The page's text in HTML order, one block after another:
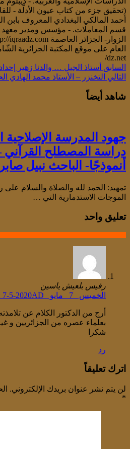
(تحقيق جزء من كتاب عيون الأدلّة -
قسم المعاملات. - مؤسس ومدير معهد
dz.net/
السابق أستاذ الجيل … والدنا زهير
التالي التخنزر – الأستاذ محمد الهادي
شاهد أيضاً
جهود المدرسة الإصلاحية
دراسة المصطلح القرآني
أنموذجًا- الباحث نبيل
تمهيد: الحمد لله والصلاة والسلام
الموجات الاستدمارية التي …
تعليق واحد
رفيس بلعيش ياسين
الخميس _7 _مايو _2020AH 7-5-2020AD في 6:16 م
أرج من الدكتور الكلام عن
بعلماء عصره من الجزائريين و
شكرا
رد
اترك تعليقاً
لن يتم نشر عنوان بريدك الإلكتروني.
*